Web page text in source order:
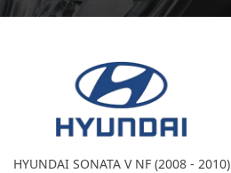
HYUNDAI SONATA V NF (2008 - 2010)